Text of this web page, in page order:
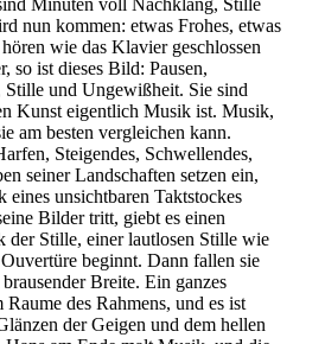
Minuten voll Nachklang, Stille
nun kommen: etwas Frohes, etwas
wie das Klavier geschlossen
so ist dieses Bild: Pausen,
und Ungewißheit. Sie sind
Kunst eigentlich Musik ist. Musik,
am besten vergleichen kann.
Steigendes, Schwellendes,
seiner Landschaften setzen ein,
eines unsichtbaren Taktstockes
Bilder tritt, giebt es einen
der Stille, einer lautlosen Stille wie
beginnt. Dann fallen sie
Breite. Ein ganzes
des Rahmens, und es ist
der Geigen und dem hellen